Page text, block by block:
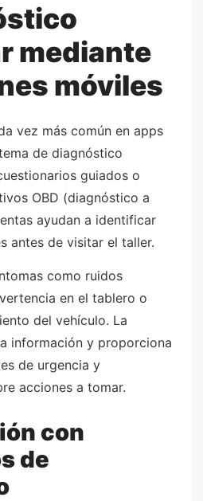
mediante
móviles
vez más común en apps
de diagnóstico
guiados o
OBD (diagnóstico a
ayudan a identificar
antes de visitar el taller.
como ruidos
en el tablero o
del vehículo. La
información y proporciona
de urgencia y
acciones a tomar.
con
de